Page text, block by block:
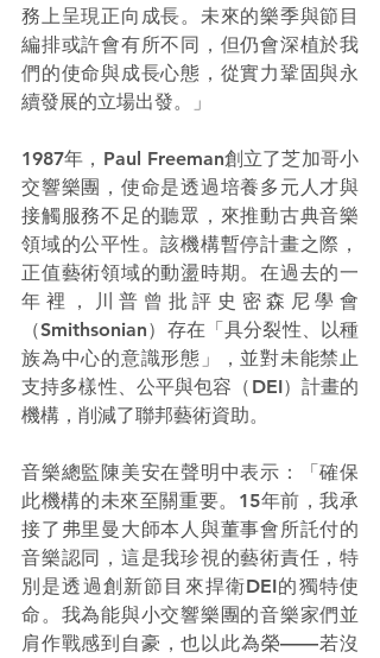
務上呈現正向成長。未來的樂季與節目
編排或許會有所不同，但仍會深植於我
們的使命與成長心態，從實力鞏固與永
續發展的立場出發。」
1987年，Paul Freeman創立了芝加哥小
交響樂團，使命是透過培養多元人才與
接觸服務不足的聽眾，來推動古典音樂
領域的公平性。該機構暫停計畫之際，
正值藝術領域的動盪時期。在過去的一
年裡，川普曾批評史密森尼學會
（Smithsonian）存在「具分裂性、以種
族為中心的意識形態」，並對未能禁止
支持多樣性、公平與包容（DEI）計畫的
機構，削減了聯邦藝術資助。
音樂總監陳美安在聲明中表示：「確保
此機構的未來至關重要。15年前，我承
接了弗里曼大師本人與董事會所託付的
音樂認同，這是我珍視的藝術責任，特
別是透過創新節目來捍衛DEI的獨特使
命。我為能與小交響樂團的音樂家們並
肩作戰感到自豪，也以此為榮——若沒